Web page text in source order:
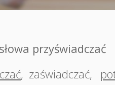
przyświadczać
, zaświadczać,